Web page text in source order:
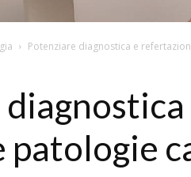
Potenziare diagnostica e
patologie